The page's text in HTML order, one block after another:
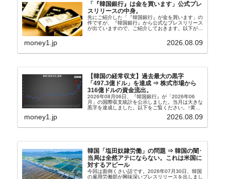
「『韓国銀行』は金を買います」公式プレ
スリリースの中身。
先にご紹介した「『韓国銀行』が金を買います」の
件ですが、『韓国銀行』から公式なプレスリリース
が出ていますので、ご紹介しておきます。以下が全
れ協力体制を構築□『韓国銀行』は、国内生産金の
money1.jp 2026.08.09
【韓国の経常収支】過去最大の黒字
「497.3億ドル」を達成 ⇒ 株式市場から
316億ドルの資金流出。
2026年08月06日、『韓国銀行』が「2026年06
月」の国際収支統計を公示しました。当月は大きな
黒字を達成しました。以下をご覧ください。↑黄色
の傾向ペンでフォーカスしているのが2026年06月
の経常収支です。2026年06月貿易収支：4...
money1.jp 2026.08.09
韓国「塩田奴隷労働」の問題 ⇒ 韓国の闇･
当局は全然アテにならない。これは米国に
対するアピール
今回は面倒くさい話です。2026年07月30日、韓国
の雇用労働部が興味深いプレスリリースを出しまし